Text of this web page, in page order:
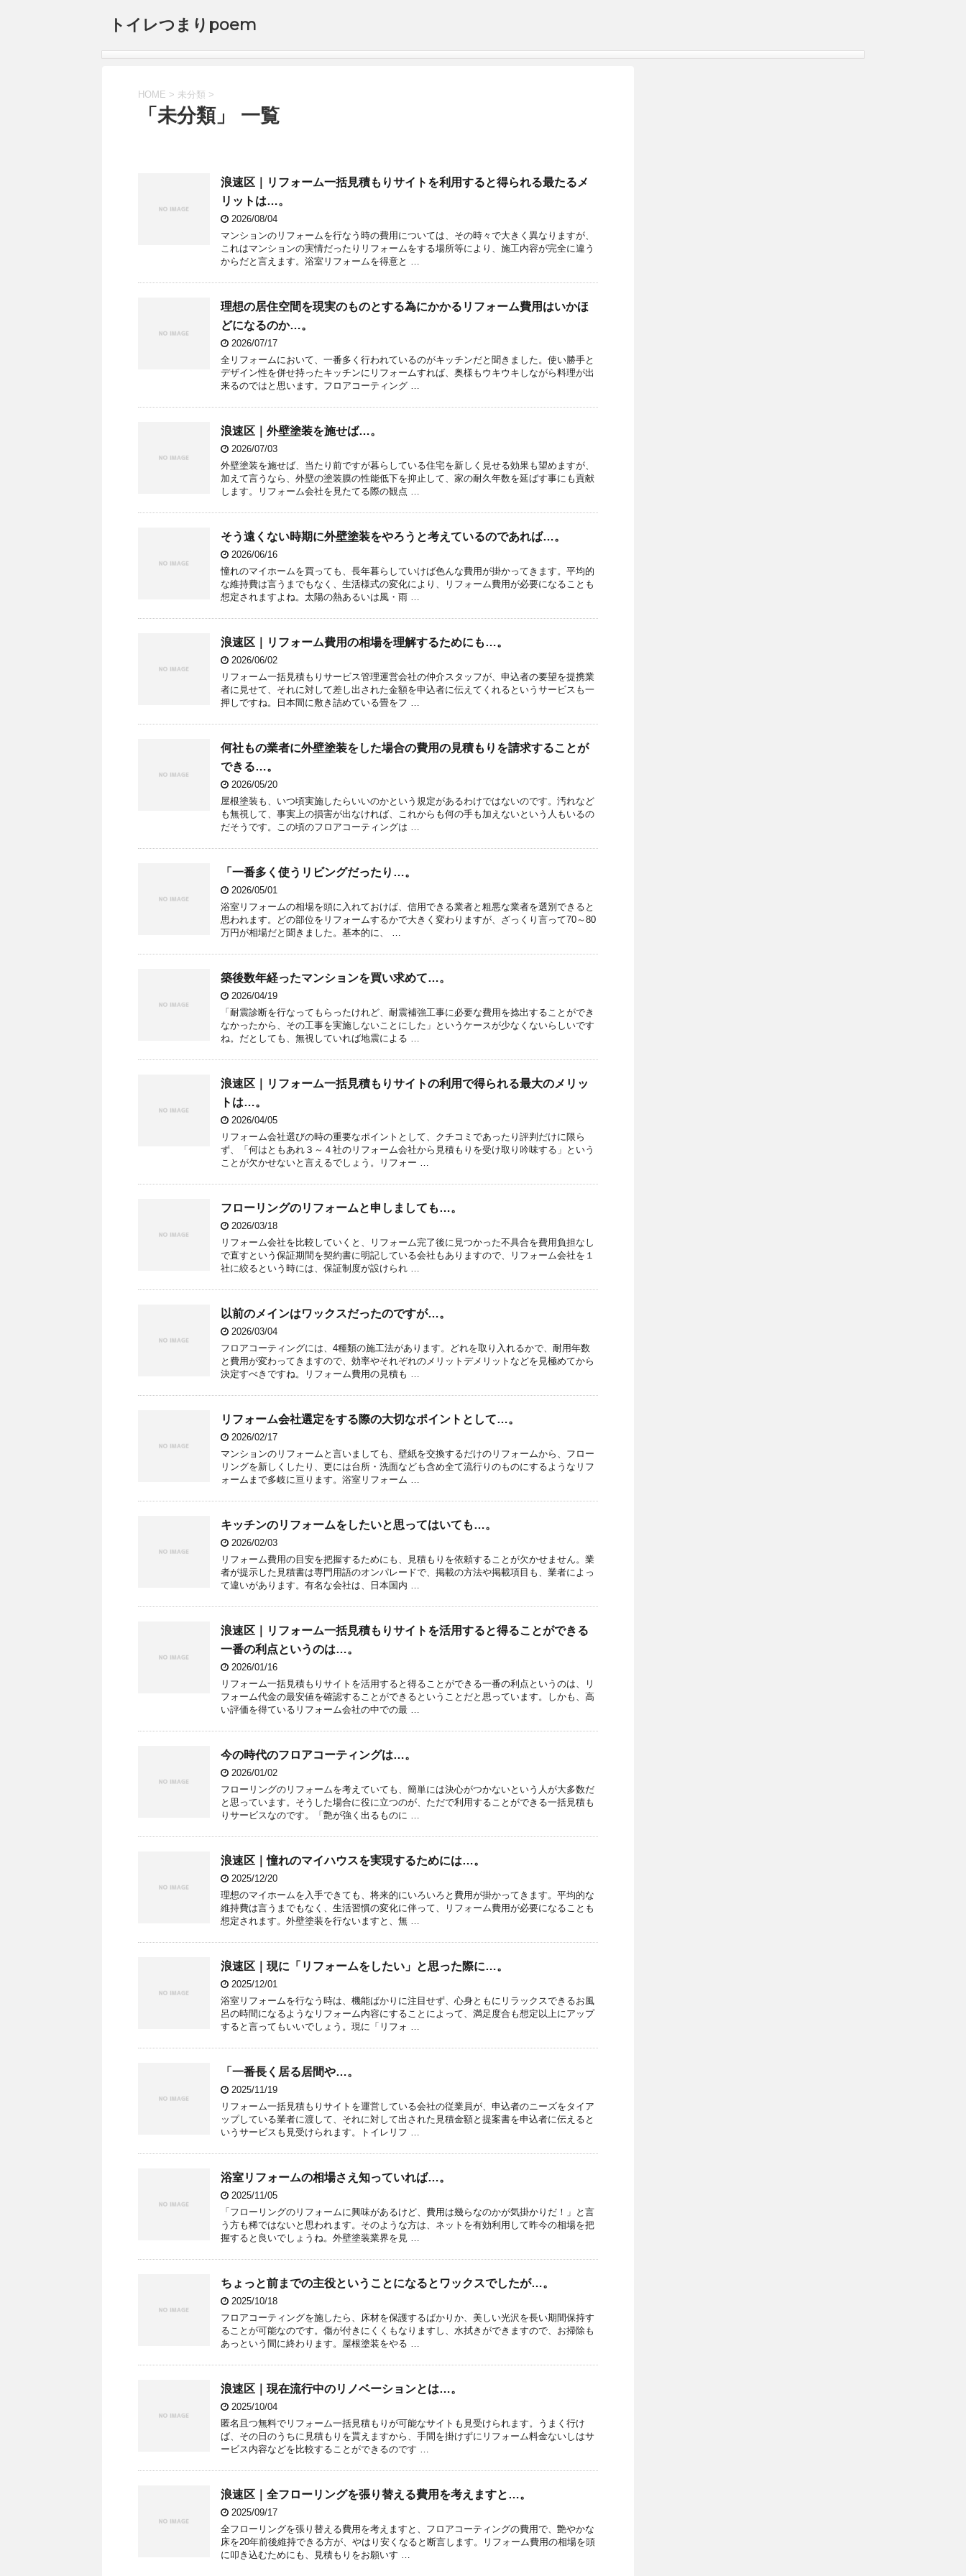
トイレつまりpoem
HOME > 未分類 >
「未分類」 一覧
浪速区｜リフォーム一括見積もりサイトを利用すると得られる最たるメ
リットは…。
2026/08/04
マンションのリフォームを行なう時の費用については、その時々で大きく異なりますが、
これはマンションの実情だったりリフォームをする場所等により、施工内容が完全に違う
からだと言えます。浴室リフォームを得意と …
理想の居住空間を現実のものとする為にかかるリフォーム費用はいかほ
どになるのか…。
2026/07/17
全リフォームにおいて、一番多く行われているのがキッチンだと聞きました。使い勝手と
デザイン性を併せ持ったキッチンにリフォームすれば、奥様もウキウキしながら料理が出
来るのではと思います。フロアコーティング …
浪速区｜外壁塗装を施せば…。
2026/07/03
外壁塗装を施せば、当たり前ですが暮らしている住宅を新しく見せる効果も望めますが、
加えて言うなら、外壁の塗装膜の性能低下を抑止して、家の耐久年数を延ばす事にも貢献
します。リフォーム会社を見たてる際の観点 …
そう遠くない時期に外壁塗装をやろうと考えているのであれば…。
2026/06/16
憧れのマイホームを買っても、長年暮らしていけば色んな費用が掛かってきます。平均的
な維持費は言うまでもなく、生活様式の変化により、リフォーム費用が必要になることも
想定されますよね。太陽の熱あるいは風・雨 …
浪速区｜リフォーム費用の相場を理解するためにも…。
2026/06/02
リフォーム一括見積もりサービス管理運営会社の仲介スタッフが、申込者の要望を提携業
者に見せて、それに対して差し出された金額を申込者に伝えてくれるというサービスも一
押しですね。日本間に敷き詰めている畳をフ …
何社もの業者に外壁塗装をした場合の費用の見積もりを請求することが
できる…。
2026/05/20
屋根塗装も、いつ頃実施したらいいのかという規定があるわけではないのです。汚れなど
も無視して、事実上の損害が出なければ、これからも何の手も加えないという人もいるの
だそうです。この頃のフロアコーティングは …
「一番多く使うリビングだったり…。
2026/05/01
浴室リフォームの相場を頭に入れておけば、信用できる業者と粗悪な業者を選別できると
思われます。どの部位をリフォームするかで大きく変わりますが、ざっくり言って70～80
万円が相場だと聞きました。基本的に、 …
築後数年経ったマンションを買い求めて…。
2026/04/19
「耐震診断を行なってもらったけれど、耐震補強工事に必要な費用を捻出することができ
なかったから、その工事を実施しないことにした」というケースが少なくないらしいです
ね。だとしても、無視していれば地震による …
浪速区｜リフォーム一括見積もりサイトの利用で得られる最大のメリッ
トは…。
2026/04/05
リフォーム会社選びの時の重要なポイントとして、クチコミであったり評判だけに限ら
ず、「何はともあれ３～４社のリフォーム会社から見積もりを受け取り吟味する」という
ことが欠かせないと言えるでしょう。リフォー …
フローリングのリフォームと申しましても…。
2026/03/18
リフォーム会社を比較していくと、リフォーム完了後に見つかった不具合を費用負担なし
で直すという保証期間を契約書に明記している会社もありますので、リフォーム会社を１
社に絞るという時には、保証制度が設けられ …
以前のメインはワックスだったのですが…。
2026/03/04
フロアコーティングには、4種類の施工法があります。どれを取り入れるかで、耐用年数
と費用が変わってきますので、効率やそれぞれのメリットデメリットなどを見極めてから
決定すべきですね。リフォーム費用の見積も …
リフォーム会社選定をする際の大切なポイントとして…。
2026/02/17
マンションのリフォームと言いましても、壁紙を交換するだけのリフォームから、フロー
リングを新しくしたり、更には台所・洗面なども含め全て流行りのものにするようなリフ
ォームまで多岐に亘ります。浴室リフォーム …
キッチンのリフォームをしたいと思ってはいても…。
2026/02/03
リフォーム費用の目安を把握するためにも、見積もりを依頼することが欠かせません。業
者が提示した見積書は専門用語のオンパレードで、掲載の方法や掲載項目も、業者によっ
て違いがあります。有名な会社は、日本国内 …
浪速区｜リフォーム一括見積もりサイトを活用すると得ることができる
一番の利点というのは…。
2026/01/16
リフォーム一括見積もりサイトを活用すると得ることができる一番の利点というのは、リ
フォーム代金の最安値を確認することができるということだと思っています。しかも、高
い評価を得ているリフォーム会社の中での最 …
今の時代のフロアコーティングは…。
2026/01/02
フローリングのリフォームを考えていても、簡単には決心がつかないという人が大多数だ
と思っています。そうした場合に役に立つのが、ただで利用することができる一括見積も
りサービスなのです。「艶が強く出るものに …
浪速区｜憧れのマイハウスを実現するためには…。
2025/12/20
理想のマイホームを入手できても、将来的にいろいろと費用が掛かってきます。平均的な
維持費は言うまでもなく、生活習慣の変化に伴って、リフォーム費用が必要になることも
想定されます。外壁塗装を行ないますと、無 …
浪速区｜現に「リフォームをしたい」と思った際に…。
2025/12/01
浴室リフォームを行なう時は、機能ばかりに注目せず、心身ともにリラックスできるお風
呂の時間になるようなリフォーム内容にすることによって、満足度合も想定以上にアップ
すると言ってもいいでしょう。現に「リフォ …
「一番長く居る居間や…。
2025/11/19
リフォーム一括見積もりサイトを運営している会社の従業員が、申込者のニーズをタイア
ップしている業者に渡して、それに対して出された見積金額と提案書を申込者に伝えると
いうサービスも見受けられます。トイレリフ …
浴室リフォームの相場さえ知っていれば…。
2025/11/05
「フローリングのリフォームに興味があるけど、費用は幾らなのかが気掛かりだ！」と言
う方も稀ではないと思われます。そのような方は、ネットを有効利用して昨今の相場を把
握すると良いでしょうね。外壁塗装業界を見 …
ちょっと前までの主役ということになるとワックスでしたが…。
2025/10/18
フロアコーティングを施したら、床材を保護するばかりか、美しい光沢を長い期間保持す
ることが可能なのです。傷が付きにくくもなりますし、水拭きができますので、お掃除も
あっという間に終わります。屋根塗装をやる …
浪速区｜現在流行中のリノベーションとは…。
2025/10/04
匿名且つ無料でリフォーム一括見積もりが可能なサイトも見受けられます。うまく行け
ば、その日のうちに見積もりを貰えますから、手間を掛けずにリフォーム料金ないしはサ
ービス内容などを比較することができるのです …
浪速区｜全フローリングを張り替える費用を考えますと…。
2025/09/17
全フローリングを張り替える費用を考えますと、フロアコーティングの費用で、艶やかな
床を20年前後維持できる方が、やはり安くなると断言します。リフォーム費用の相場を頭
に叩き込むためにも、見積もりをお願いす …